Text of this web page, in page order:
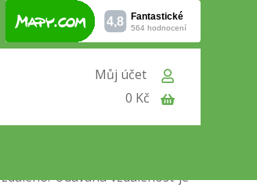
Můj účet
0 Kč
přípojky vodovodu
v místě, kde se nedá
Udávaná vzdálenost je